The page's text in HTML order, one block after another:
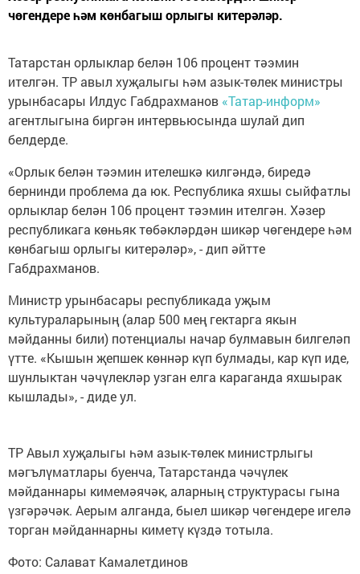
чөгендере һәм көнбагыш орлыгы китерәләр.
Татарстан орлыклар белән 106 процент тәэмин
ителгән. ТР авыл хуҗалыгы һәм азык-төлек министры
урынбасары Илдус Габдрахманов «Татар-информ»
агентлыгына биргән интервьюсында шулай дип
белдерде.
«Орлык белән тәэмин ителешкә килгәндә, биредә
бернинди проблема да юк. Республика яхшы сыйфатлы
орлыклар белән 106 процент тәэмин ителгән. Хәзер
республикага көньяк төбәкләрдән шикәр чөгендере һәм
көнбагыш орлыгы китерәләр», - дип әйтте
Габдрахманов.
Министр урынбасары республикада уҗым
культураларының (алар 500 мең гектарга якын
мәйданны били) потенциалы начар булмавын билгеләп
үтте. «Кышын җепшек көннәр күп булмады, кар күп иде,
шунлыктан чәчүлекләр узган елга караганда яхшырак
кышлады», - диде ул.
ТР Авыл хуҗалыгы һәм азык-төлек министрлыгы
мәгълүматлары буенча, Татарстанда чәчүлек
мәйданнары кимемәячәк, аларның структурасы гына
үзгәрәчәк. Аерым алганда, быел шикәр чөгендере игелә
торган мәйданнарны киметү күздә тотыла.
Фото: Салават Камалетдинов